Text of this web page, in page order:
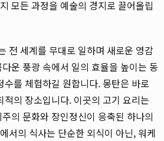
모든 과정을 예술의 경지로 끌어올립
전 세계를 무대로 일하며 새로운 영감
운 풍광 속에서 일의 효율을 높이는 동
수를 체험하길 원합니다. 몽탄은 바로
적의 장소입니다. 이곳의 고기 요리는
의 문화와 장인정신이 응축된 하나의
서의 식사는 단순한 외식이 아닌, 워케